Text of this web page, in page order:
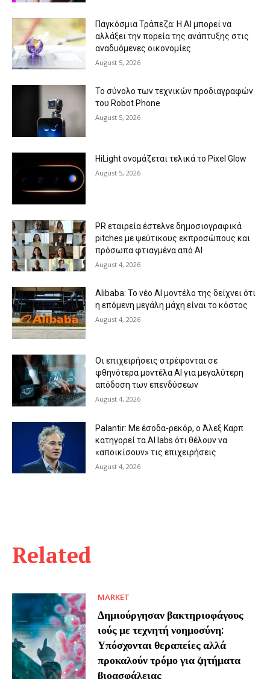
Related
MARKET
Δημιούργησαν βακτηριοφάγους
ιούς με τεχνητή νοημοσύνη:
Υπόσχονται θεραπείες αλλά
προκαλούν τρόμο για ζητήματα
βιοασφάλειας
Παγκόσμια Τράπεζα: Η AI μπορεί να
αλλάξει την πορεία της ανάπτυξης στις
αναδυόμενες οικονομίες
August 5, 2026
Το σύνολο των τεχνικών προδιαγραφών
του Robot Phone
August 5, 2026
HiLight ονομάζεται τελικά το Pixel Glow
August 5, 2026
PR εταιρεία έστελνε δημοσιογραφικά
pitches με ψεύτικους εκπροσώπους και
πρόσωπα φτιαγμένα από AI
August 4, 2026
Alibaba: Το νέο AI μοντέλο της δείχνει ότι
η επόμενη μεγάλη μάχη είναι το κόστος
August 4, 2026
Οι επιχειρήσεις στρέφονται σε
φθηνότερα μοντέλα AI για μεγαλύτερη
απόδοση των επενδύσεων
August 4, 2026
Palantir: Με έσοδα-ρεκόρ, ο Άλεξ Καρπ
κατηγορεί τα AI labs ότι θέλουν να
«αποικίσουν» τις επιχειρήσεις
August 4, 2026